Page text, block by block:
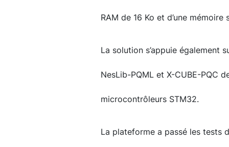
RAM de 16 Ko et d’une mémoire
La solution s’appuie également
NesLib-PQML et X-CUBE-PQC
microcontrôleurs STM32.
La plateforme a passé les tests